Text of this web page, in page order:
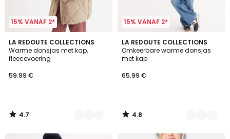
15% VANAF 2*
LA REDOUTE COLLECTIONS
Warme donsjas met kap,
fleecevoering
59.99 €
4.7
/ 5
2
Kleuren
4.7
/
15% VANAF 2*
LA REDOUTE COLLECTIONS
Omkeerbare warme donsjas
met kap
65.99 €
4.8
/ 5
2
Kleuren
4.8
/